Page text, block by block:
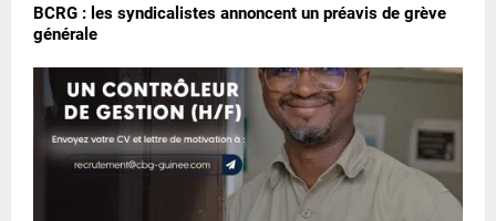
BCRG : les syndicalistes annoncent un préavis de grève
générale